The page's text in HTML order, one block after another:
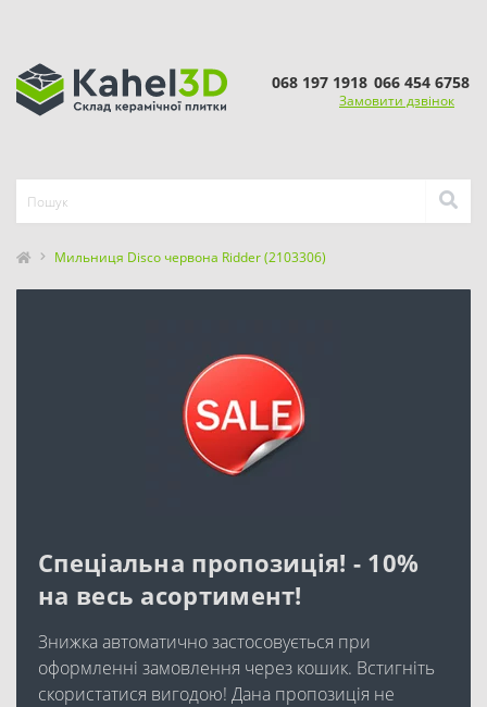
068 197 1918 066 454 6758
Замовити дзвінок
Мильниця Disco червона Ridder (2103306)
Спеціальна пропозиція! - 10%
на весь асортимент!
Знижка автоматично застосовується при
оформленні замовлення через кошик. Встигніть
скористатися вигодою! Дана пропозиція не